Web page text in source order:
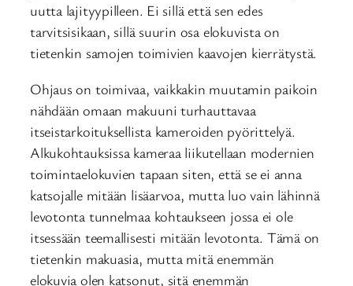
uutta lajityypilleen. Ei sillä että sen edes
tarvitsisikaan, sillä suurin osa elokuvista on
tietenkin samojen toimivien kaavojen kierrätystä.
Ohjaus on toimivaa, vaikkakin muutamin paikoin
nähdään omaan makuuni turhauttavaa
itseistarkoituksellista kameroiden pyörittelyä.
Alkukohtauksissa kameraa liikutellaan modernien
toimintaelokuvien tapaan siten, että se ei anna
katsojalle mitään lisäarvoa, mutta luo vain lähinnä
levotonta tunnelmaa kohtaukseen jossa ei ole
itsessään teemallisesti mitään levotonta. Tämä on
tietenkin makuasia, mutta mitä enemmän
elokuvia olen katsonut, sitä enemmän